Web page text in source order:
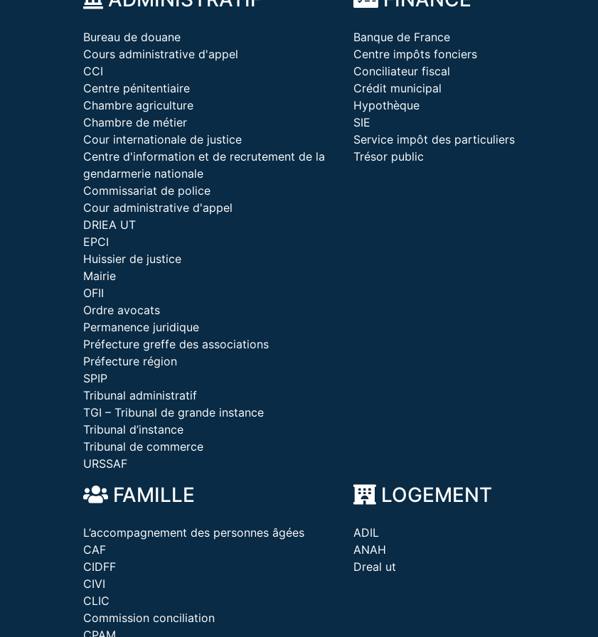
Bureau de douane
Cours administrative d'appel
CCI
Centre pénitentiaire
Chambre agriculture
Chambre de métier
Cour internationale de justice
Centre d'information et de recrutement de la
gendarmerie nationale
Commissariat de police
Cour administrative d'appel
DRIEA UT
EPCI
Huissier de justice
Mairie
OFII
Ordre avocats
Permanence juridique
Préfecture greffe des associations
Préfecture région
SPIP
Tribunal administratif
TGI – Tribunal de grande instance
Tribunal d’instance
Tribunal de commerce
URSSAF
Banque de France
Centre impôts fonciers
Conciliateur fiscal
Crédit municipal
Hypothèque
SIE
Service impôt des particuliers
Trésor public
FAMILLE
L’accompagnement des personnes âgées
CAF
CIDFF
CIVI
CLIC
Commission conciliation
LOGEMENT
ADIL
ANAH
Dreal ut